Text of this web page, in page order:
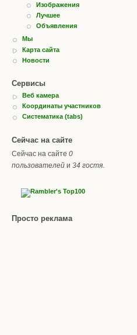
Изображения
Лучшее
Объявления
Мы
Карта сайта
Новости
Сервисы
Веб камера
Координаты участников
Систематика (tabs)
Сейчас на сайте
Сейчас на сайте 0
пользователей и 34 гостя.
Просто реклама